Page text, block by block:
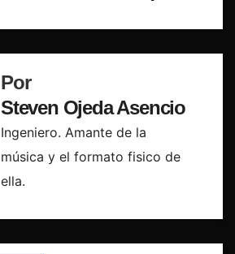
Por
Steven Ojeda Asencio
Ingeniero. Amante de la
música y el formato fisico de
ella.